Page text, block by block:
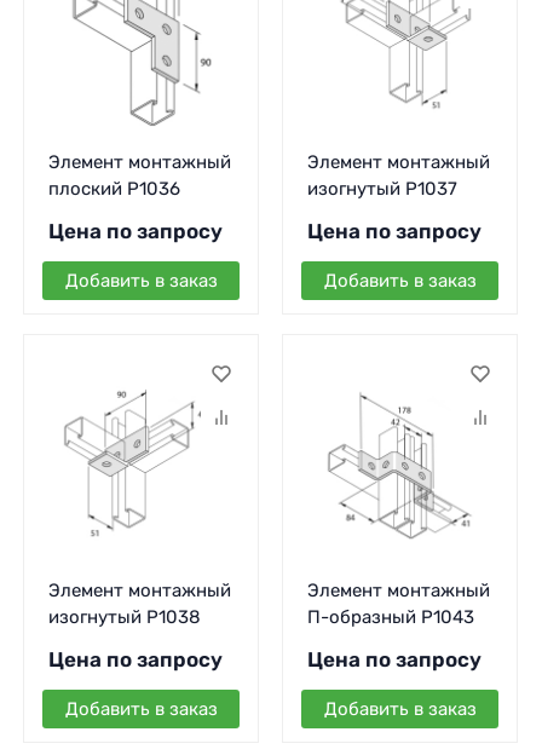
Элемент монтажный
плоский P1036
Цена по запросу
Добавить в заказ
Элемент монтажный
изогнутый P1037
Цена по запросу
Добавить в заказ
Элемент монтажный
изогнутый P1038
Цена по запросу
Добавить в заказ
Элемент монтажный
П-образный P1043
Цена по запросу
Добавить в заказ